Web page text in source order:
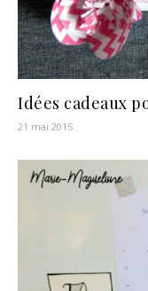
Idées cadeaux
21 mai 2015